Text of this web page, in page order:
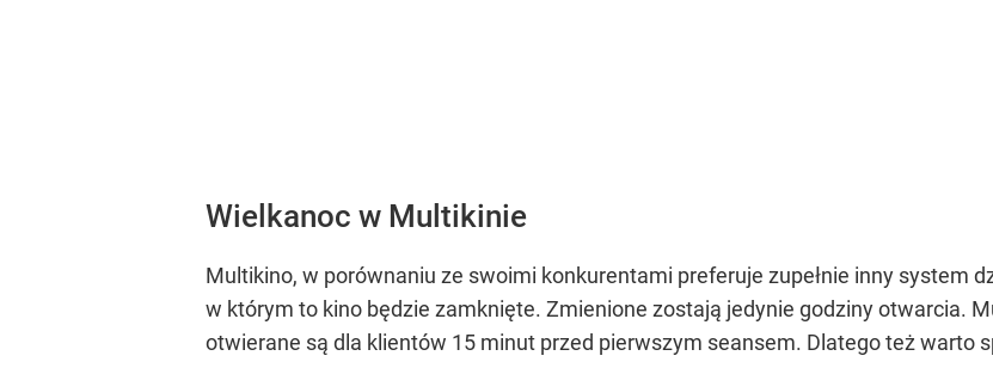
Wielkanoc w Multikinie
Multikino, w porównaniu ze swoimi konkurentami preferuje zupełnie inny system
w którym to kino będzie zamknięte. Zmienione zostają jedynie godziny otwarcia.
otwierane są dla klientów 15 minut przed pierwszym seansem. Dlatego też warto